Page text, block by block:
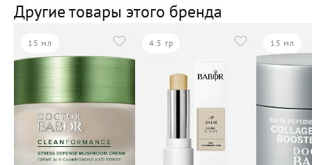
Другие товары этого бренда
15 мл 4.5 гр 15 мл